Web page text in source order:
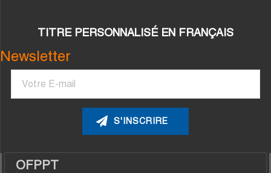
TITRE PERSONNALISÉ EN FRANÇAIS
Newsletter
Courriel
OFPPT